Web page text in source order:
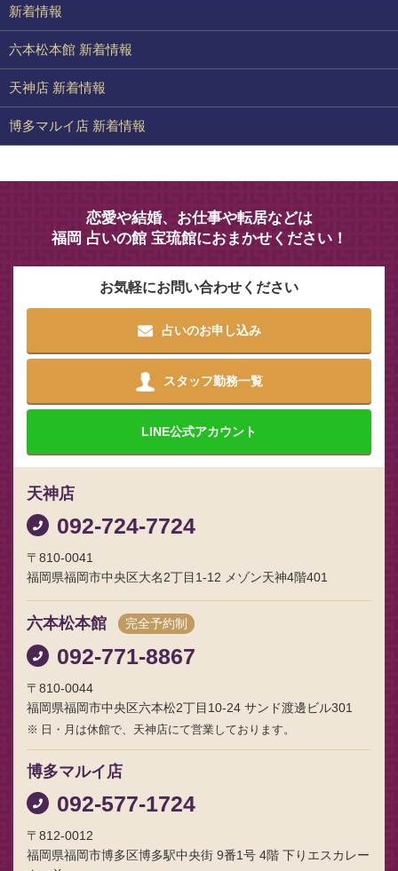
新着情報
六本松本館 新着情報
天神店 新着情報
博多マルイ店 新着情報
恋愛や結婚、お仕事や転居などは
福岡 占いの館 宝琉館におまかせください！
お気軽にお問い合わせください
占いのお申し込み
スタッフ勤務一覧
LINE公式アカウント
天神店
092-724-7724
〒810-0041
福岡県福岡市中央区大名2丁目1-12 メゾン天神4階401
六本松本館 完全予約制
092-771-8867
〒810-0044
福岡県福岡市中央区六本松2丁目10-24 サンド渡邊ビル301
日・月は休館で、天神店にて営業しております。
博多マルイ店
092-577-1724
〒812-0012
福岡県福岡市博多区博多駅中央街 9番1号 4階 下りエスカレー